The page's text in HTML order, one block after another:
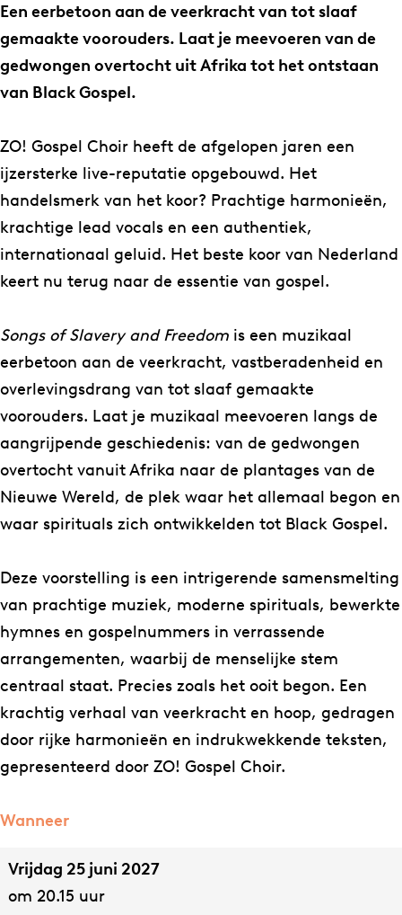
o
s
p
e
C
h
o
i
r
–
o
n
g
s
o
f
S
l
v
e
r
y
a
n
d
F
d
!
G
o
s
e
l
C
h
o
i
–
S
o
n
g
s
o
f
l
a
v
e
r
y
a
n
e
e
Een eerbetoon aan de veerkracht van tot slaaf
gemaakte voorouders. Laat je meevoeren van de
gedwongen overtocht uit Afrika tot het ontstaan
van Black Gospel.
ZO! Gospel Choir heeft de afgelopen jaren een
ijzersterke live-reputatie opgebouwd. Het
handelsmerk van het koor? Prachtige harmonieën,
krachtige lead vocals en een authentiek,
internationaal geluid. Het beste koor van Nederland
keert nu terug naar de essentie van gospel.
Songs of Slavery and Freedom is een muzikaal
eerbetoon aan de veerkracht, vastberadenheid en
overlevingsdrang van tot slaaf gemaakte
voorouders. Laat je muzikaal meevoeren langs de
aangrijpende geschiedenis: van de gedwongen
overtocht vanuit Afrika naar de plantages van de
Nieuwe Wereld, de plek waar het allemaal begon en
waar spirituals zich ontwikkelden tot Black Gospel.
Deze voorstelling is een intrigerende samensmelting
van prachtige muziek, moderne spirituals, bewerkte
hymnes en gospelnummers in verrassende
arrangementen, waarbij de menselijke stem
centraal staat. Precies zoals het ooit begon. Een
krachtig verhaal van veerkracht en hoop, gedragen
door rijke harmonieën en indrukwekkende teksten,
gepresenteerd door ZO! Gospel Choir.
Wanneer
Vrijdag 25 juni 2027
om 20.15 uur